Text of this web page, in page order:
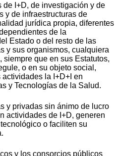
de I+D, de investigación y de
y de infraestructuras de
jurídica propia, diferentes
de la
Estado o del resto de las
y sus organismos, cualquiera
siempre que en sus Estatutos,
o en su objeto social,
la I+D+I en
y Tecnologías de la Salud.
y privadas sin ánimo de lucro
actividades de I+D, generen
o faciliten su
y los consorcios públicos